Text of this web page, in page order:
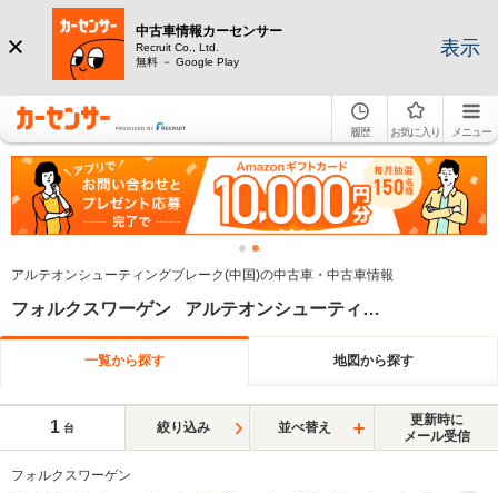
中古車情報カーセンサー
Recruit Co., Ltd.
無料 － Google Play
表示
履歴 お気に入り メニュー
アルテオンシューティングブレーク(中国)の中古車・中古車情報
フォルクスワーゲン アルテオンシューティングブレーク 中国
一覧から探す 地図から探す
1 台 絞り込み 並べ替え
更新時に
メール受信
フォルクスワーゲン